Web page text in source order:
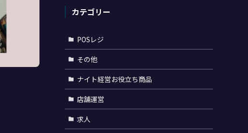
カテゴリー
POSレジ
その他
ナイト経営お役立ち商品
店舗運営
求人